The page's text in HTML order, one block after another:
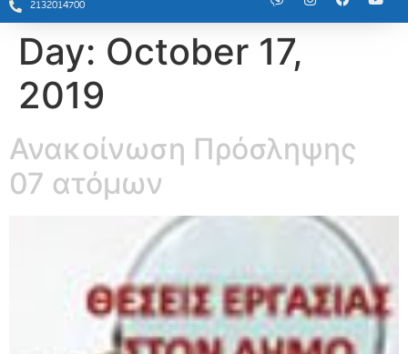
2132014700
Day: October 17,
2019
Ανακοίνωση Πρόσληψης
07 ατόμων